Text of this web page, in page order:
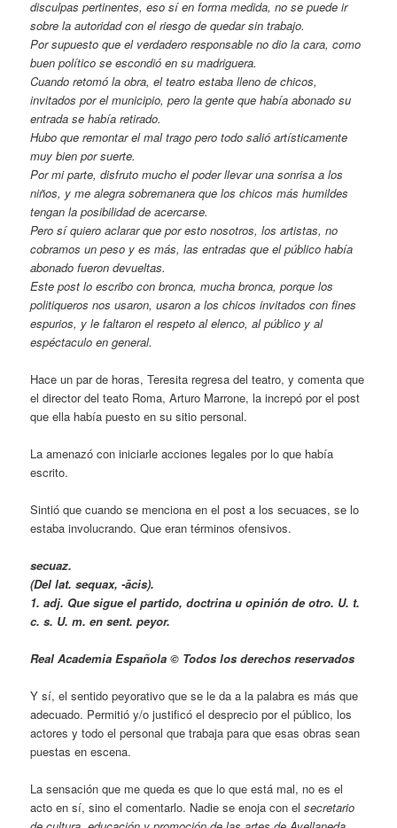
disculpas pertinentes, eso sí en forma medida, no se puede ir
sobre la autoridad con el riesgo de quedar sin trabajo.
Por supuesto que el verdadero responsable no dio la cara, como
buen político se escondió en su madriguera.
Cuando retomó la obra, el teatro estaba lleno de chicos,
invitados por el municipio, pero la gente que había abonado su
entrada se había retirado.
Hubo que remontar el mal trago pero todo salió artísticamente
muy bien por suerte.
Por mi parte, disfruto mucho el poder llevar una sonrisa a los
niños, y me alegra sobremanera que los chicos más humildes
tengan la posibilidad de acercarse.
Pero sí quiero aclarar que por esto nosotros, los artistas, no
cobramos un peso y es más, las entradas que el público había
abonado fueron devueltas.
Este post lo escribo con bronca, mucha bronca, porque los
politiqueros nos usaron, usaron a los chicos invitados con fines
espurios, y le faltaron el respeto al elenco, al público y al
espéctaculo en general.
Hace un par de horas, Teresita regresa del teatro, y comenta que
el director del teato Roma, Arturo Marrone, la increpó por el post
que ella había puesto en su sitio personal.
La amenazó con iniciarle acciones legales por lo que había
escrito.
Sintió que cuando se menciona en el post a los secuaces, se lo
estaba involucrando. Que eran términos ofensivos.
secuaz.
(Del lat. sequax, -ācis).
1. adj. Que sigue el partido, doctrina u opinión de otro. U. t.
c. s. U. m. en sent. peyor.
Real Academia Española © Todos los derechos reservados
Y sí, el sentido peyorativo que se le da a la palabra es más que
adecuado. Permitió y/o justificó el desprecio por el público, los
actores y todo el personal que trabaja para que esas obras sean
puestas en escena.
La sensación que me queda es que lo que está mal, no es el
acto en sí, sino el comentarlo. Nadie se enoja con elsecretario